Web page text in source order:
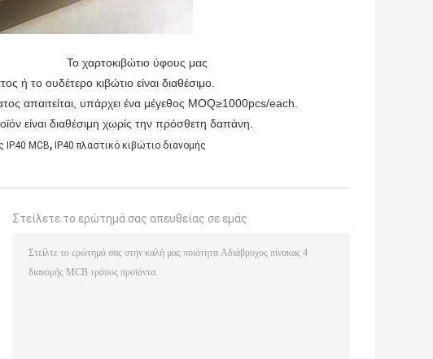
χαρτοκιβώτιο ύφους μας
ή το ουδέτερο κιβώτιο είναι διαθέσιμο.
απαιτείται, υπάρχει ένα μέγεθος MOQ≥1000pcs/each.
είναι διαθέσιμη χωρίς την πρόσθετη δαπάνη.
IP40 MCB, IP40 πλαστικό κιβώτιο διανομής
Στείλετε το ερώτημά σας απευθείας σε εμάς